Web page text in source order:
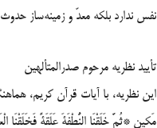
نفس ندارد بلكه معدّ و زمينه‌ساز
تأييد نظريه مرحوم صدرالمتألهين
اين نظريه، با آيات قرآن كريم،